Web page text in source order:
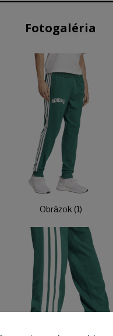
Fotogaléria
Obrázok (1)